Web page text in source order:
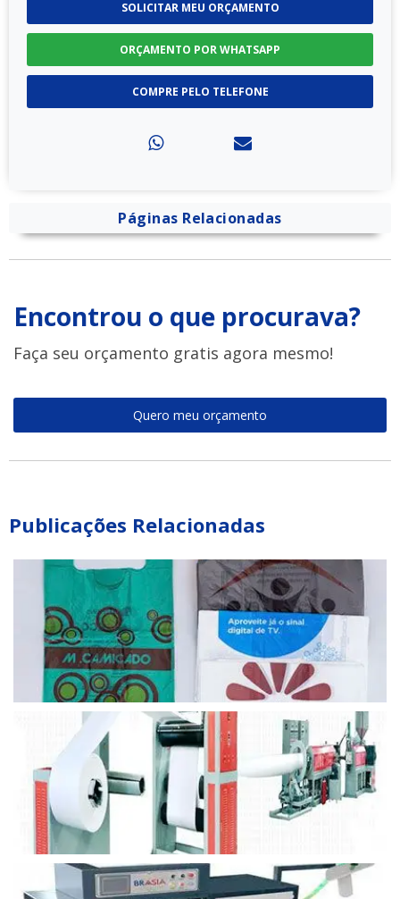
SOLICITAR MEU ORÇAMENTO
ORÇAMENTO POR WHATSAPP
COMPRE PELO TELEFONE
Páginas Relacionadas
Encontrou o que procurava?
Faça seu orçamento gratis agora mesmo!
Quero meu orçamento
Publicações Relacionadas